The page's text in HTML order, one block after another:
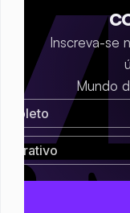
Inscreva-se
Mundo